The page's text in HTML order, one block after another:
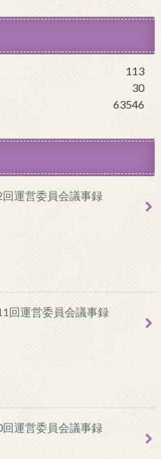
113
30
63546
運営委員会議事録
回運営委員会議事録
運営委員会議事録